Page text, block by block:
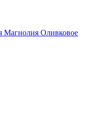
Магнолия Оливковое